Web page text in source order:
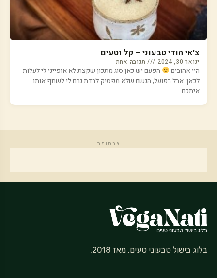
צ׳אי הודי טבעוני – קל וטעים
ינואר 30, 2024 תגובה אחת
היי אהובים
הפעם יש כאן סוג מתכון שקצת לא אופייני לי לעלות
לכאן. אבל בפועל, הגשם שלא מפסיק לרדת גרם לי לשתף אותו
איתכם.
פרסומת
בלוג בישול טבעוני טעים. מאז 2018.